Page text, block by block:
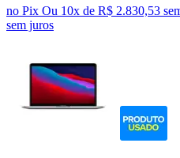
no Pix Ou 10x de R$ 2.830,53
sem juros